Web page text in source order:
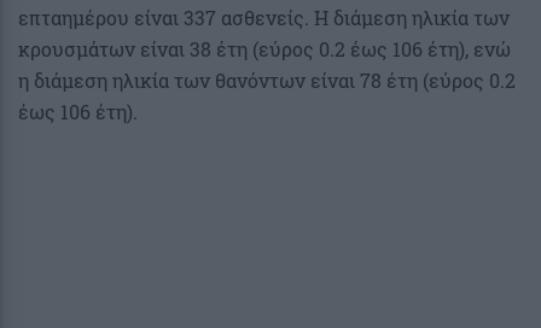
επταημέρου είναι 337 ασθενείς. Η διάμεση ηλικία των
κρουσμάτων είναι 38 έτη (εύρος 0.2 έως 106 έτη), ενώ
η διάμεση ηλικία των θανόντων είναι 78 έτη (εύρος 0.2
έως 106 έτη).